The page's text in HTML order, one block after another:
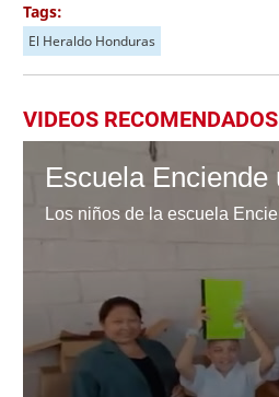
Tags:
El Heraldo Honduras
VIDEOS RECOMENDADOS